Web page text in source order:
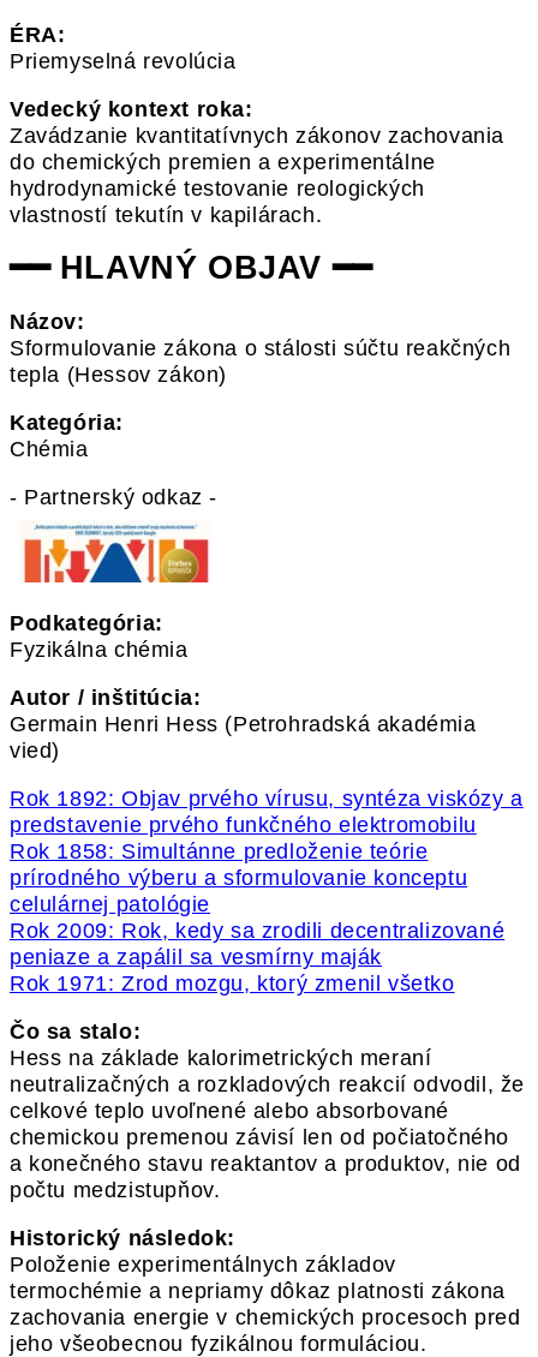
ÉRA:
Priemyselná revolúcia
Vedecký kontext roka:
Zavádzanie kvantitatívnych zákonov zachovania
do chemických premien a experimentálne
hydrodynamické testovanie reologických
vlastností tekutín v kapilárach.
━━ HLAVNÝ OBJAV ━━
Názov:
Sformulovanie zákona o stálosti súčtu reakčných
tepla (Hessov zákon)
Kategória:
Chémia
- Partnerský odkaz -
Podkategória:
Fyzikálna chémia
Autor / inštitúcia:
Germain Henri Hess (Petrohradská akadémia
vied)
Rok 1892: Objav prvého vírusu, syntéza viskózy a
predstavenie prvého funkčného elektromobilu
Rok 1858: Simultánne predloženie teórie
prírodného výberu a sformulovanie konceptu
celulárnej patológie
Rok 2009: Rok, kedy sa zrodili decentralizované
peniaze a zapálil sa vesmírny maják
Rok 1971: Zrod mozgu, ktorý zmenil všetko
Čo sa stalo:
Hess na základe kalorimetrických meraní
neutralizačných a rozkladových reakcií odvodil, že
celkové teplo uvoľnené alebo absorbované
chemickou premenou závisí len od počiatočného
a konečného stavu reaktantov a produktov, nie od
počtu medzistupňov.
Historický následok:
Položenie experimentálnych základov
termochémie a nepriamy dôkaz platnosti zákona
zachovania energie v chemických procesoch pred
jeho všeobecnou fyzikálnou formuláciou.